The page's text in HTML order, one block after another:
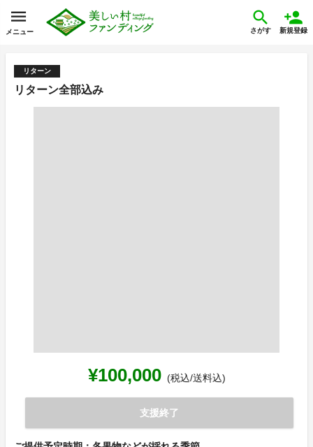
メニュー さがす 新規登録
リターン
リターン全部込み
¥100,000 (税込/送料込)
支援終了